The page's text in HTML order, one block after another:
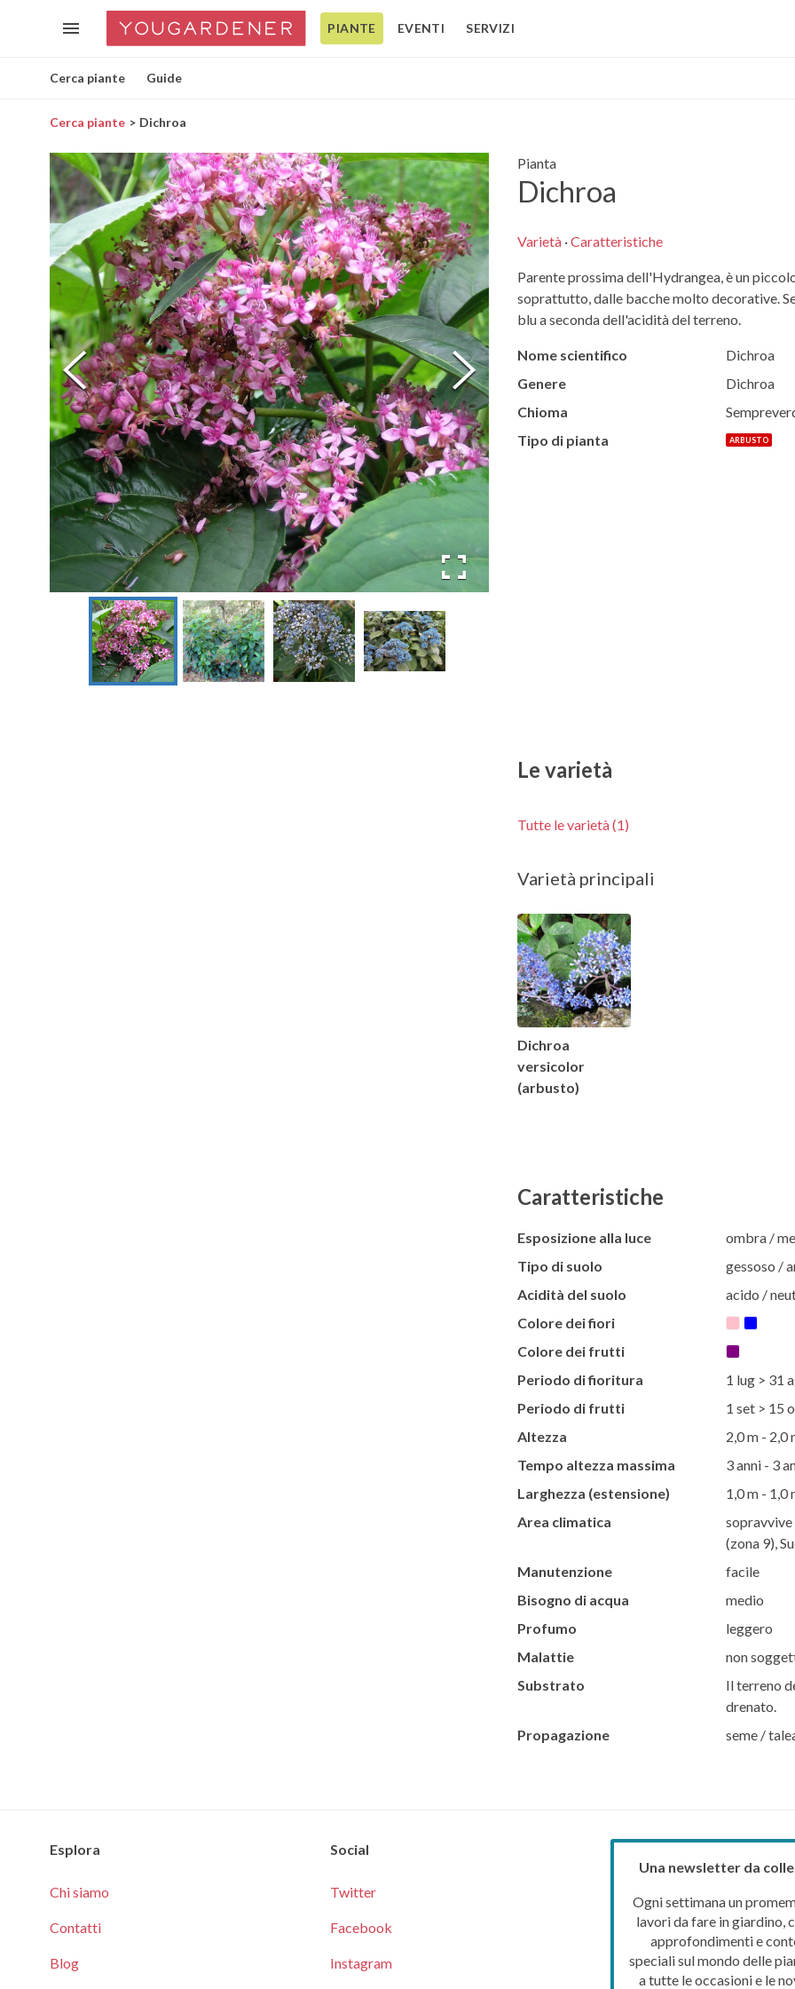
PIANTE EVENTI SERVIZI
Cerca piante Guide
Cerca piante Dichroa
Pianta
Dichroa
Varietà·Caratteristiche
Parente prossima dell'Hydrangea, è un
soprattutto, dalle bacche molto decorative.
blu a seconda dell'acidità del terreno.
Nome scientifico
Dichroa
Genere
Dichroa
Chioma
Tipo di pianta
ARBUSTO
Le varietà
Tutte le varietà (1)
Varietà principali
Dichroa
versicolor
(arbusto)
Caratteristiche
Esposizione alla luce
ombra /
Tipo di suolo
gessoso /
Acidità del suolo
acido /
Colore dei fiori
Colore dei frutti
Periodo di fioritura
1 lug > 31
Periodo di frutti
1 set > 15
Altezza
2,0 m - 2,0
Tempo altezza massima
3 anni - 3
Larghezza (estensione)
1,0 m - 1,0
Area climatica
sopravvive
(zona 9),
Manutenzione
facile
Bisogno di acqua
medio
Profumo
leggero
Malattie
non
Substrato
Il terreno
drenato.
Propagazione
seme /
Esplora
Chi siamo
Contatti
Blog
Social
Twitter
Facebook
Instagram
Una newsletter da
Ogni settimana un
lavori da fare in giardino,
approfondimenti e
speciali sul mondo delle
a tutte le occasioni e le